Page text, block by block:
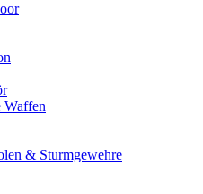
Waffen
& Sturmgewehre